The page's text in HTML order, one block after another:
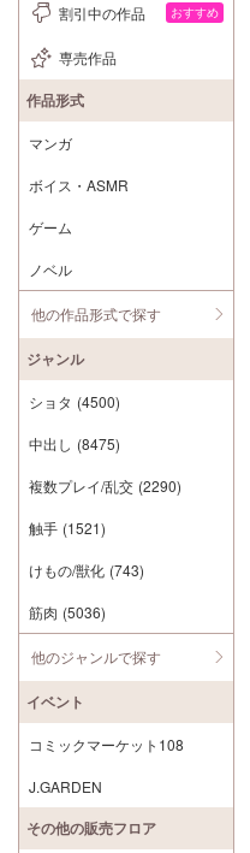
割引中の作品 おすすめ
専売作品
作品形式
マンガ
ボイス・ASMR
ゲーム
ノベル
他の作品形式で探す
ジャンル
ショタ (4500)
中出し (8475)
複数プレイ/乱交 (2290)
触手 (1521)
けもの/獣化 (743)
筋肉 (5036)
他のジャンルで探す
イベント
コミックマーケット108
J.GARDEN
その他の販売フロア